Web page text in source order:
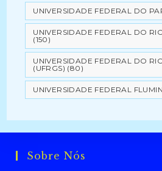
UNIVERSIDADE FEDERAL DO
UNIVERSIDADE FEDERAL DO
(150)
UNIVERSIDADE FEDERAL DO
(UFRGS) (80)
UNIVERSIDADE FEDERAL
Sobre Nós